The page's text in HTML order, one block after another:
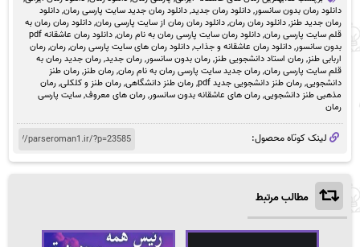
بود.
است.
دانلود رمان بدون سانسور,دانلود رمان جدید,دانلود رمان جدید سایت پارسی رمان,دانلود
رمان جدید طنز,دانلود رمان رمان,دانلود رمان رمان از سایت پارسی رمان,دانلود رمان رمان به
قلم سایت پارسی رمان,دانلود رمان سایت پارسی رمان به نام رمان,
دانلود رمان عاشقانه pdf
بدون سانسور,دانلود رمان عاشقانه و جذاب,دانلود رمان های سایت پارسی رمان,رمان,رمان
اربابی طنز,رمان استاد دانشجویی طنز,رمان بدون سانسور,رمان جدید,رمان جدید رمان به
قلم سایت پارسی رمان,رمان جدید سایت پارسی رمان به نام رمان,رمان طنز,رمان طنز
دانشجویی,رمان طنز دانشجویی جدید pdf ,رمان طنز دانشگاهی,رمان طنز و کلکلی,رمان
مذهبی طنز دانشجویی,رمان های عاشقانه بدون سانسور,رمان های معروف,سایت پارسی
رمان
لینک کوتاه محصول:
مطالب مرتبط